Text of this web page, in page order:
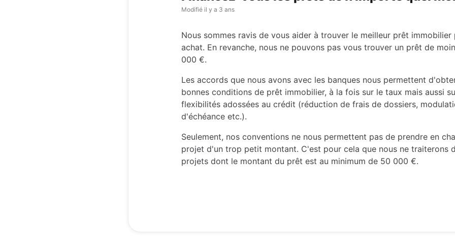
Modifié il y a 3 ans
Nous sommes ravis de vous aider à trouver le meilleur prêt
achat. En revanche, nous ne pouvons pas vous trouver un prêt de
000 €.
Les accords que nous avons avec les banques nous permettent
bonnes conditions de prêt immobilier, à la fois sur le taux mais aussi
flexibilités adossées au crédit (réduction de frais de dossiers,
d'échéance etc.).
Seulement, nos conventions ne nous permettent pas de prendre en
projet d'un trop petit montant. C'est pour cela que nous ne traiterons
projets dont le montant du prêt est au minimum de 50 000 €.